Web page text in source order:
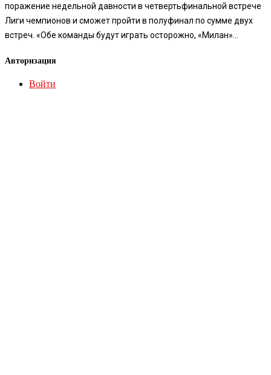
поражение недельной давности в четвертьфинальной встрече
Лиги чемпионов и сможет пройти в полуфинал по сумме двух
встреч. «Обе команды будут играть осторожно, «Милан»...
Авторизация
Войти